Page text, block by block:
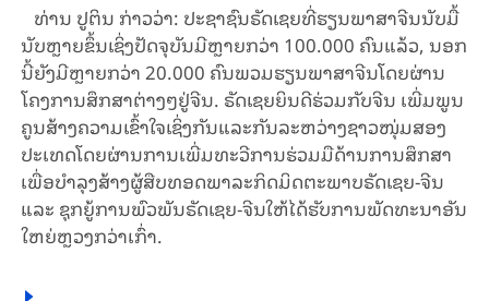
ທ່ານ ປູຕິນ ກ່າວວ່າ: ປະຊາຊົນຣັດເຊຍທີ່ຮຽນພາສາຈີນນັບມື້
ນັບຫຼາຍຂຶ້ນເຊິ່ງປັດຈຸບັນມີຫຼາຍກວ່າ 100.000 ຄົນແລ້ວ, ນອກ
ນີ້ຍັງມີຫຼາຍກວ່າ 20.000 ຄົນພວມຮຽນພາສາຈີນໂດຍຜ່ານ
ໂຄງການສຶກສາຕ່າງໆຢູ່ຈີນ. ຣັດເຊຍຍິນດີຮ່ວມກັບຈີນ ເພີ່ມພູນ
ຄູນສ້າງຄວາມເຂົ້າໃຈເຊິ່ງກັນແລະກັນລະຫວ່າງຊາວໜຸ່ມສອງ
ປະເທດໂດຍຜ່ານການເພີ່ມທະວີການຮ່ວມມືດ້ານການສຶກສາ
ເພື່ອບໍາລຸງສ້າງຜູ້ສືບທອດພາລະກິດມິດຕະພາບຣັດເຊຍ-ຈີນ
ແລະ ຊຸກຍູ້ການພົວພັນຣັດເຊຍ-ຈີນໃຫ້ໄດ້ຮັບການພັດທະນາອັນ
ໃຫຍ່ຫຼວງກວ່າເກົ່າ.